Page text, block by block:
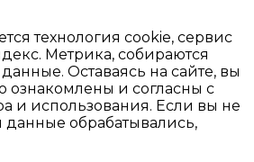
технология cookie, сервис
Метрика, собираются
Оставаясь на сайте, вы
ознакомлены и согласны с
и использования. Если вы не
данные обрабатывались,